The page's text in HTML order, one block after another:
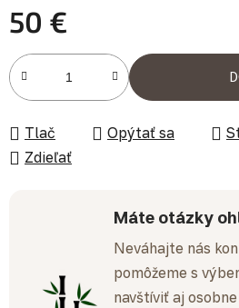
50 €
Jednotková cena:
Tlač Opýtať sa
Zdieľať
Máte otázky
Neváhajte nás
pomôžeme s
navštíviť aj